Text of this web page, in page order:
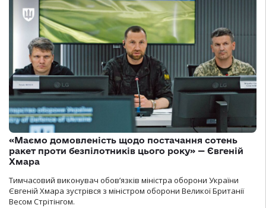
«Маємо домовленість щодо постачання сотень
ракет проти безпілотників цього року» — Євгеній
Хмара
Тимчасовий виконувач обов’язків міністра оборони України
Євгеній Хмара зустрівся з міністром оборони Великої Британії
Весом Стрітінгом.